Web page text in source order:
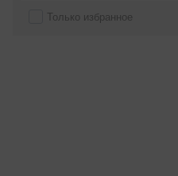
Только избранное